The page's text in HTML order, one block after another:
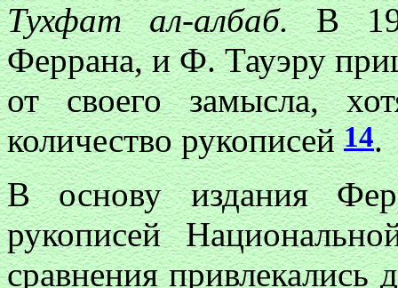
Тухфат ал-албаб.В
Феррана, и Ф. Тауэру
от своего замысла,
количество рукописей14.
В основу издания
рукописей
сравнения привлекались